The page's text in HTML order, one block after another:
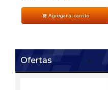
Agregar al carrito
Ofertas